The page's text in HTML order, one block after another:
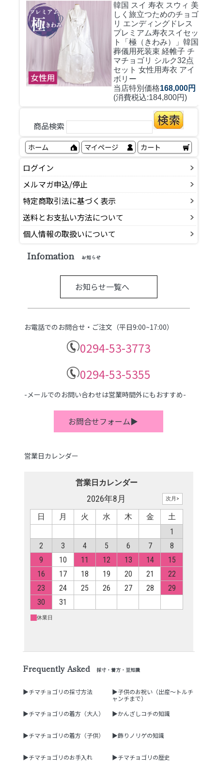
韓国 スイ 寿衣 スウィ 美
しく旅立つためのチョゴ
リ エンディングドレス
プレミアム寿衣スイセッ
ト「極（きわみ）」韓国
葬儀用死装束 経帷子 チ
マチョゴリ シルク32点
セット 女性用寿衣 アイ
ボリー
当店特別価格168,000円
(消費税込:184,800円)
商品検索
ホーム マイページ カート
ログイン
メルマガ申込/停止
特定商取引法に基づく表示
送料とお支払い方法について
個人情報の取扱いについて
Infomation お知らせ
お知らせ一覧へ
お電話でのお問合せ・ご注文（平日9:00~17:00）
0294-53-3773
0294-53-5355
-メールでのお問い合わせは営業時間外にもおすすめ-
お問合せフォーム▶
営業日カレンダー
Frequently Asked 採寸・着方・豆知識
▶チマチョゴリの採寸方法
▶子供のお祝い（出産～トルチ
ャンチまで）
▶チマチョゴリの着方（大人）
▶かんざしコチの知識
▶チマチョゴリの着方（子供） ▶飾りノリゲの知識
▶チマチョゴリのお手入れ ▶チマチョゴリの歴史